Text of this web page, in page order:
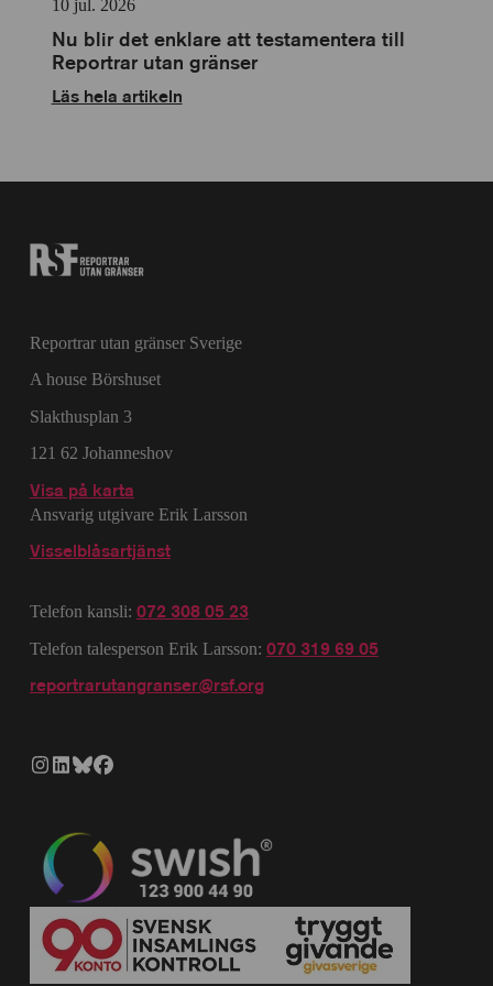
10 jul. 2026
Nu blir det enklare att testamentera till
Reportrar utan gränser
Läs hela artikeln
Reportrar utan gränser Sverige
A house Börshuset
Slakthusplan 3
121 62 Johanneshov
Visa på karta
Ansvarig utgivare Erik Larsson
Visselblåsartjänst
Telefon kansli: 072 308 05 23
Telefon talesperson Erik Larsson: 070 319 69 05
reportrarutangranser@rsf.org
personlig
anpassning